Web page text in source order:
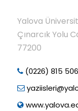
Yalova
Çınarcık Yolu
77200
(0226) 815